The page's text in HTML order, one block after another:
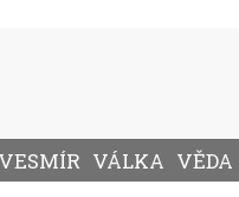
VESMÍR VÁLKA VĚDA